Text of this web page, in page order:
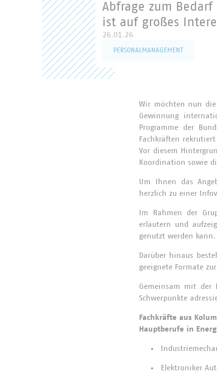
Abfrage zum
ist auf großes
26.01.26
PERSONALMANAGEMENT
Wir möchten nun
Gewinnung
Programme der
Fachkräften
Vor diesem
Koordination sowie
Um Ihnen das
herzlich zu einer
Im Rahmen der
erläutern und
genutzt werden kann.
Darüber hinaus
geeignete Formate
Gemeinsam mit der
Schwerpunkte
Fachkräfte aus
Hauptberufe in
Elektroniker